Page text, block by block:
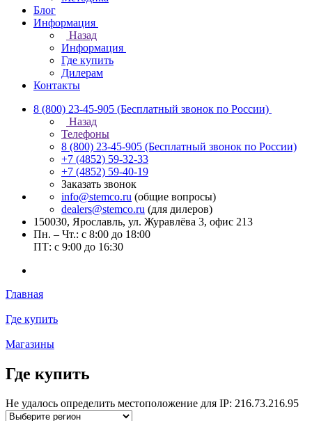
Блог
Информация
Назад
Информация
Где купить
Дилерам
Контакты
8 (800) 23-45-905 (Бесплатный звонок по России)
Назад
Телефоны
8 (800) 23-45-905 (Бесплатный звонок по России)
+7 (4852) 59-32-33
+7 (4852) 59-40-19
Заказать звонок
info@stemco.ru (общие вопросы)
dealers@stemco.ru (для дилеров)
150030, Ярославль, ул. Журавлёва 3, офис 213
Пн. – Чт.: с 8:00 до 18:00
ПТ: с 9:00 до 16:30
Главная
Где купить
Магазины
Где купить
Не удалось определить местоположение для IP: 216.73.216.95